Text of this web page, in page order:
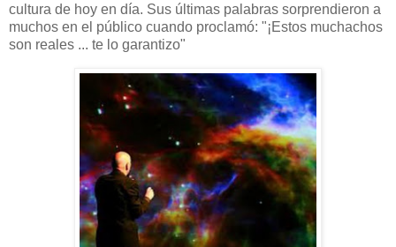
cultura de hoy en día. Sus últimas palabras sorprendieron a
muchos en el público cuando proclamó: "¡Estos muchachos
son reales ... te lo garantizo"